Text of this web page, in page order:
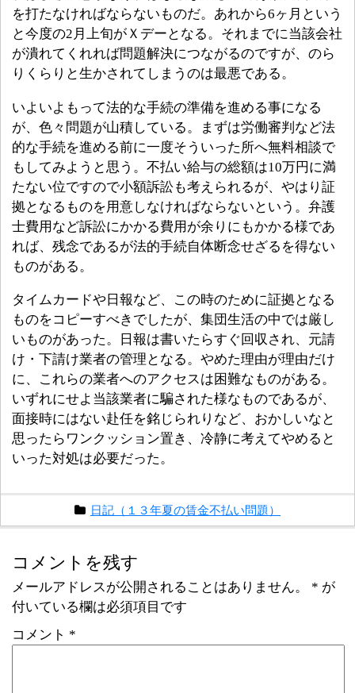
を打たなければならないものだ。あれから6ヶ月という
と今度の2月上旬がＸデーとなる。それまでに当該会社
が潰れてくれれば問題解決につながるのですが、のら
りくらりと生かされてしまうのは最悪である。
いよいよもって法的な手続の準備を進める事になる
が、色々問題が山積している。まずは労働審判など法
的な手続を進める前に一度そういった所へ無料相談で
もしてみようと思う。不払い給与の総額は10万円に満
たない位ですので小額訴訟も考えられるが、やはり証
拠となるものを用意しなければならないという。弁護
士費用など訴訟にかかる費用が余りにもかかる様であ
れば、残念であるが法的手続自体断念せざるを得ない
ものがある。
タイムカードや日報など、この時のために証拠となる
ものをコピーすべきでしたが、集団生活の中では厳し
いものがあった。日報は書いたらすぐ回収され、元請
け・下請け業者の管理となる。やめた理由が理由だけ
に、これらの業者へのアクセスは困難なものがある。
いずれにせよ当該業者に騙された様なものであるが、
面接時にはない赴任を銘じられりなど、おかしいなと
思ったらワンクッション置き、冷静に考えてやめると
いった対処は必要だった。
日記（１３年夏の賃金不払い問題）
コメントを残す
メールアドレスが公開されることはありません。 * が
付いている欄は必須項目です
コメント *